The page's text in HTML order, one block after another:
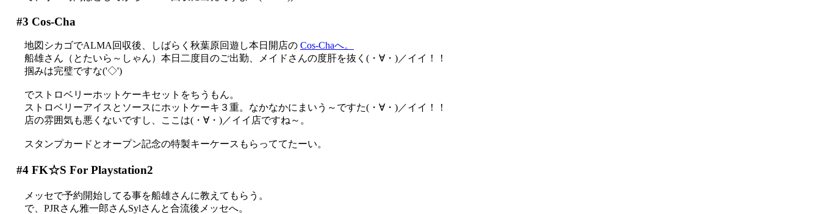
#3 Cos-Cha
地図シカゴでALMA回収後、しばらく秋葉原回遊し本日開店の Cos-Chaへ。
船雄さん（とたいら～しゃん）本日二度目のご出勤、メイドさんの度肝を抜く(・∀・)／イイ！！
掴みは完璧ですな('◇')ゞ
でストロベリーホットケーキセットをちうもん。
ストロベリーアイスとソースにホットケーキ３重。なかなかにまいう～ですた(・∀・)／イイ！！
店の雰囲気も悪くないですし、ここは(・∀・)／イイ店ですね～。
スタンプカードとオープン記念の特製キーケースもらっててたーい。
#4FK☆S For Playstation2
メッセで予約開始してる事を船雄さんに教えてもらう。
で、PJRさん雅一郎さんSylさんと合流後メッセへ。